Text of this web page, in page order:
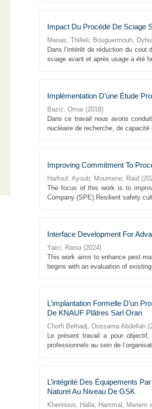
Impact Du Procédé De Sciage
Menas, Thilleli; Bouguermouh,
Dans l’intérêt de réduction du
sciage avant et après usage a été
Implémentation D’une Étude
Baziz, Omar (2018)
Dans ce travail nous avons
nucléaire de recherche, de
Improving Commitment To
Harfouf, Ayoub; Moumene, Raid (
The focus of this work is to
Company (SPE).Resilient safety
Interface Development For
Yaici, Rania (2024)
This work aims to enhance pest
begins with an evaluation of
L’implantation Formelle D’un
De KNAUF Plâtres Sarl Oran
Chorfi Belhadj, Oussama Abdellah (
Le présent travail a pour objectif,
professionnels au sein de
L’intégrité Des Équipements
Naturel Au Niveau De GSK
Khennous, Halla; Hammal, Meriem